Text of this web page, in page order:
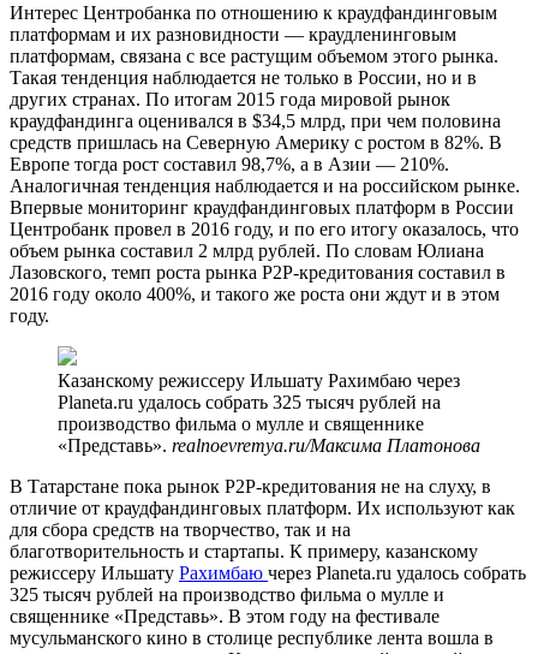
Интерес Центробанка по отношению к краудфандинговым
платформам и их разновидности — краудленинговым
платформам, связана с все растущим объемом этого рынка.
Такая тенденция наблюдается не только в России, но и в
других странах. По итогам 2015 года мировой рынок
краудфандинга оценивался в $34,5 млрд, при чем половина
средств пришлась на Северную Америку с ростом в 82%. В
Европе тогда рост составил 98,7%, а в Азии — 210%.
Аналогичная тенденция наблюдается и на российском рынке.
Впервые мониторинг краудфандинговых платформ в России
Центробанк провел в 2016 году, и по его итогу оказалось, что
объем рынка составил 2 млрд рублей. По словам Юлиана
Лазовского, темп роста рынка P2P-кредитования составил в
2016 году около 400%, и такого же роста они ждут и в этом
году.
Казанскому режиссеру Ильшату Рахимбаю через
Planeta.ru удалось собрать 325 тысяч рублей на
производство фильма о мулле и священнике
«Представь». realnoevremya.ru/Максима Платонова
В Татарстане пока рынок Р2Р-кредитования не на слуху, в
отличие от краудфандинговых платформ. Их используют как
для сбора средств на творчество, так и на
благотворительность и стартапы. К примеру, казанскому
режиссеру Ильшату Рахимбаю через Planeta.ru удалось собрать
325 тысяч рублей на производство фильма о мулле и
священнике «Представь». В этом году на фестивале
мусульманского кино в столице республике лента вошла в